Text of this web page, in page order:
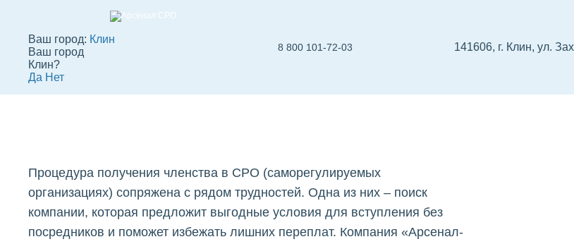
Ваш город: Клин
Ваш город
Клин?
Да Нет
8 800 101-72-03 141606, г. Клин, ул.
Стоимость получения
Процедура получения членства в СРО (саморегулируемых
организациях) сопряжена с рядом трудностей. Одна из них – поиск
компании, которая предложит выгодные условия для вступления без
посредников и поможет избежать лишних переплат. Компания «Арсенал-